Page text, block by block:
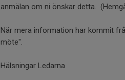
anmälan om ni önskar detta.
När mera information har kommit
möte".
Hälsningar Ledarna